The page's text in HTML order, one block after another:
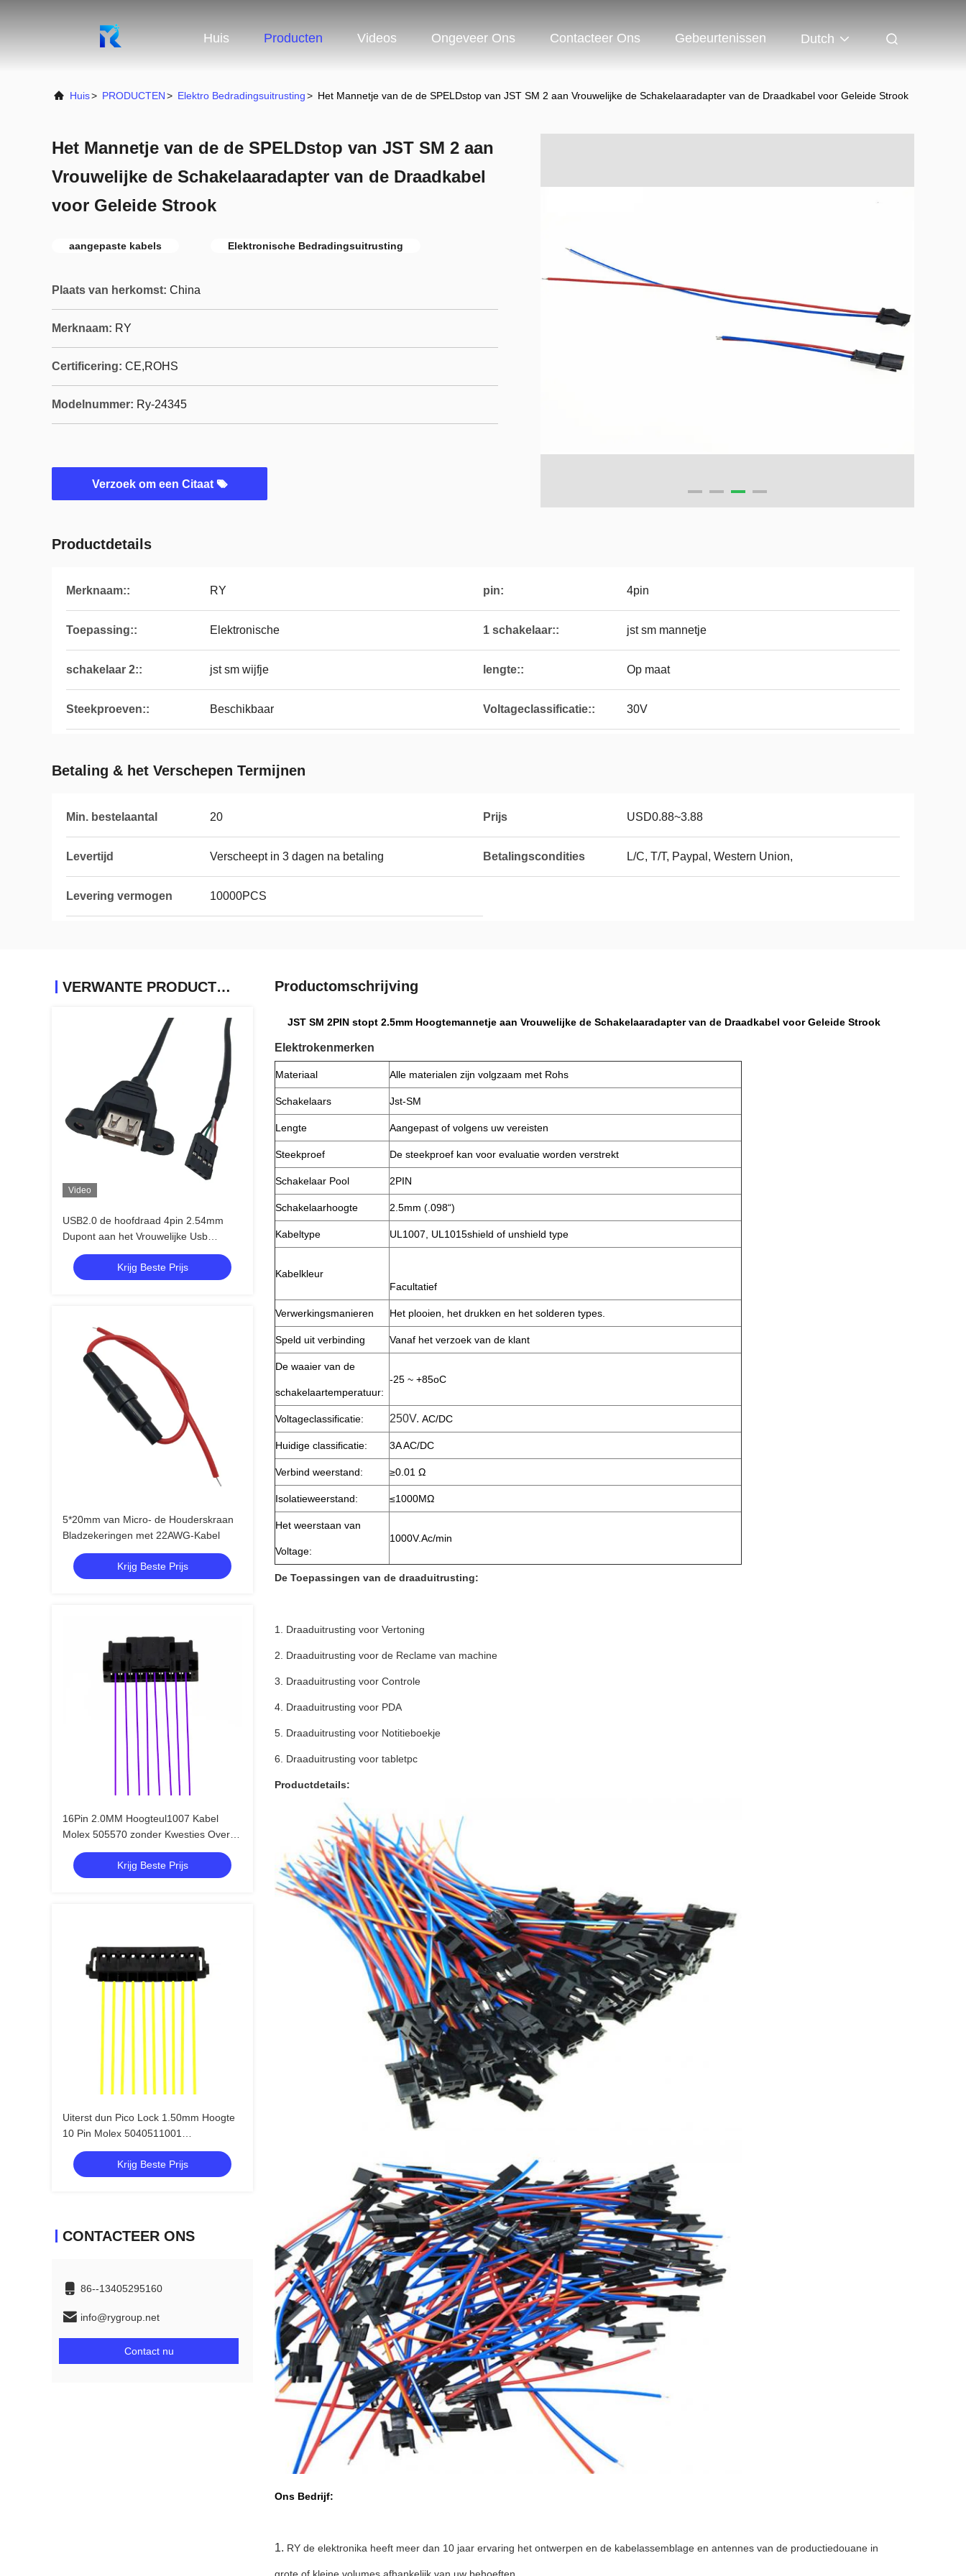
Huis Producten Videos Ongeveer Ons Contacteer Ons Gebeurtenissen Dutch
Huis> PRODUCTEN> Elektro Bedradingsuitrusting> Het Mannetje van de de SPELDstop van JST SM 2 aan Vrouwelijke de Schakelaaradapter van de Draadkabel voor Geleide Strook
Het Mannetje van de de SPELDstop van JST SM 2 aan
Vrouwelijke de Schakelaaradapter van de Draadkabel
voor Geleide Strook
aangepaste kabels Elektronische Bedradingsuitrusting
Plaats van herkomst: China
Merknaam: RY
Certificering: CE,ROHS
Modelnummer: Ry-24345
Verzoek om een Citaat
Productdetails
Merknaam:: RY pin: 4pin
Toepassing:: Elektronische 1 schakelaar:: jst sm mannetje
schakelaar 2:: jst sm wijfje lengte:: Op maat
Steekproeven:: Beschikbaar Voltageclassificatie:: 30V
Betaling & het Verschepen Termijnen
Min. bestelaantal 20 Prijs USD0.88~3.88
Levertijd Verscheept in 3 dagen na betaling Betalingscondities L/C, T/T, Paypal, Western Union,
Levering vermogen 10000PCS
VERWANTE PRODUCTEN
Video
USB2.0 de hoofdraad 4pin 2.54mm
Dupont aan het Vrouwelijke Usb
Comité van Usb2.0 zet Kabel op
Krijg Beste Prijs
5*20mm van Micro- de Houderskraan
Bladzekeringen met 22AWG-Kabel
Krijg Beste Prijs
16Pin 2.0MM Hoogteul1007 Kabel
Molex 505570 zonder Kwesties Over te
brengen
Krijg Beste Prijs
Uiterst dun Pico Lock 1.50mm Hoogte
10 Pin Molex 5040511001
Bedradingsuitrusting
Krijg Beste Prijs
CONTACTEER ONS
86--13405295160
info@rygroup.net
Contact nu
Productomschrijving
JST SM 2PIN stopt 2.5mm Hoogtemannetje aan Vrouwelijke de Schakelaaradapter van de Draadkabel voor Geleide Strook
Elektrokenmerken
Materiaal Alle materialen zijn volgzaam met Rohs
Schakelaars Jst-SM
Lengte Aangepast of volgens uw vereisten
Steekproef De steekproef kan voor evaluatie worden verstrekt
Schakelaar Pool 2PIN
Schakelaarhoogte 2.5mm (.098“)
Kabeltype UL1007, UL1015shield of unshield type
Kabelkleur
Facultatief
Verwerkingsmanieren Het plooien, het drukken en het solderen types.
Speld uit verbinding Vanaf het verzoek van de klant
De waaier van de
schakelaartemperatuur:
-25 ~ +85oC
Voltageclassificatie: 250V. AC/DC
Huidige classificatie: 3A AC/DC
Verbind weerstand: ≥0.01 Ω
Isolatieweerstand: ≤1000MΩ
Het weerstaan van
Voltage:
1000V.Ac/min
De Toepassingen van de draaduitrusting:
1. Draaduitrusting voor Vertoning
2. Draaduitrusting voor de Reclame van machine
3. Draaduitrusting voor Controle
4. Draaduitrusting voor PDA
5. Draaduitrusting voor Notitieboekje
6. Draaduitrusting voor tabletpc
Productdetails:
Ons Bedrijf:
1. RY de elektronika heeft meer dan 10 jaar ervaring het ontwerpen en de kabelassemblage en antennes van de productiedouane in